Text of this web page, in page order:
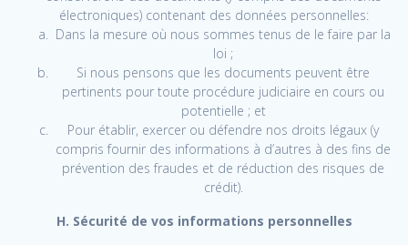
électroniques) contenant des données personnelles:
Dans la mesure où nous sommes tenus de le faire par la
loi ;
Si nous pensons que les documents peuvent être
pertinents pour toute procédure judiciaire en cours ou
potentielle ; et
Pour établir, exercer ou défendre nos droits légaux (y
compris fournir des informations à d’autres à des fins de
prévention des fraudes et de réduction des risques de
crédit).
H. Sécurité de vos informations personnelles